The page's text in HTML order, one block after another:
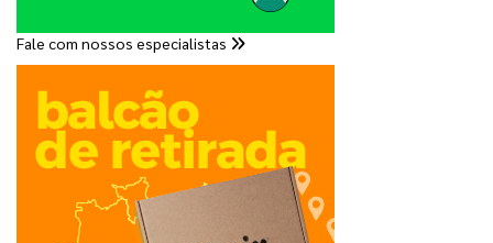
Fale com nossos especialistas